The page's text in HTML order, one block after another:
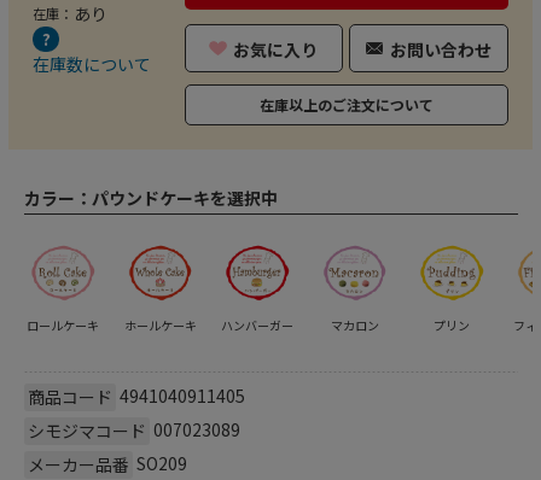
在庫： あり
在庫数について
お気に入り お問い合わせ
在庫以上のご注文について
カラー： パウンドケーキを選択中
ロールケーキ ホールケーキ ハンバーガー マカロン プリン フ
商品コード 4941040911405
シモジマコード 007023089
メーカー品番 SO209